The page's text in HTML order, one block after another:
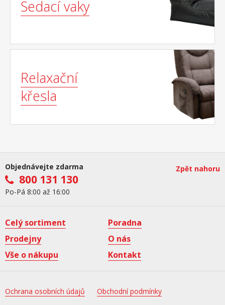
Sedací vaky
Relaxační
křesla
Objednávejte zdarma
800 131 130
Po-Pá 8:00 až 16:00
Zpět nahoru
Celý sortiment
Poradna
Prodejny
O nás
Vše o nákupu
Kontakt
Ochrana osobních údajů Obchodní podmínky